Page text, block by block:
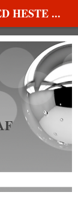
HESTE ...